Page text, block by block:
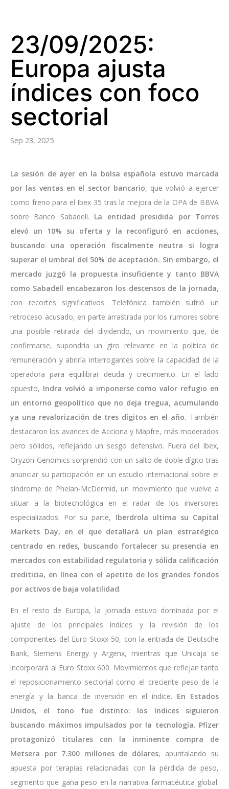
23/09/2025:
Europa ajusta
índices con foco
sectorial
Sep 23, 2025
La sesión de ayer en la bolsa española estuvo marcada
por las ventas en el sector bancario, que volvió a ejercer
como freno para el Ibex 35 tras la mejora de la OPA de BBVA
sobre Banco Sabadell. La entidad presidida por Torres
elevó un 10% su oferta y la reconfiguró en acciones,
buscando una operación fiscalmente neutra si logra
superar el umbral del 50% de aceptación. Sin embargo, el
mercado juzgó la propuesta insuficiente y tanto BBVA
como Sabadell encabezaron los descensos de la jornada,
con recortes significativos. Telefónica también sufrió un
retroceso acusado, en parte arrastrada por los rumores sobre
una posible retirada del dividendo, un movimiento que, de
confirmarse, supondría un giro relevante en la política de
remuneración y abriría interrogantes sobre la capacidad de la
operadora para equilibrar deuda y crecimiento. En el lado
opuesto, Indra volvió a imponerse como valor refugio en
un entorno geopolítico que no deja tregua, acumulando
ya una revalorización de tres dígitos en el año. También
destacaron los avances de Acciona y Mapfre, más moderados
pero sólidos, reflejando un sesgo defensivo. Fuera del Ibex,
Oryzon Genomics sorprendió con un salto de doble dígito tras
anunciar su participación en un estudio internacional sobre el
síndrome de Phelan-McDermid, un movimiento que vuelve a
situar a la biotecnológica en el radar de los inversores
especializados. Por su parte, Iberdrola ultima su Capital
Markets Day, en el que detallará un plan estratégico
centrado en redes, buscando fortalecer su presencia en
mercados con estabilidad regulatoria y sólida calificación
crediticia, en línea con el apetito de los grandes fondos
por activos de baja volatilidad.
En el resto de Europa, la jornada estuvo dominada por el
ajuste de los principales índices y la revisión de los
componentes del Euro Stoxx 50, con la entrada de Deutsche
Bank, Siemens Energy y Argenx, mientras que Unicaja se
incorporará al Euro Stoxx 600. Movimientos que reflejan tanto
el reposicionamiento sectorial como el creciente peso de la
energía y la banca de inversión en el índice. En Estados
Unidos, el tono fue distinto: los índices siguieron
buscando máximos impulsados por la tecnología. Pfizer
protagonizó titulares con la inminente compra de
Metsera por 7.300 millones de dólares, apuntalando su
apuesta por terapias relacionadas con la pérdida de peso,
segmento que gana peso en la narrativa farmacéutica global.